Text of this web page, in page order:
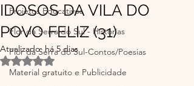
Projetos Educativos
Flor da Serra do Sul - Histórias
Flor da Serra do Sul-Contos/Poesias
Material gratuito e Publicidade
IDOSOS DA VILA DO
POVO FELIZ (31)
Atualizado:há 5 dias
Avaliado com NaN de 5 estrelas.